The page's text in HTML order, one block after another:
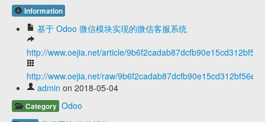
Information
基于 Odoo 微信模块实现的微信客服系统
http://www.oejia.net/article/
http://www.oejia.net/raw/9b6f2cadab87dcfb90e15cd312bf56e5
admin on 2018-05-04
Category Odoo